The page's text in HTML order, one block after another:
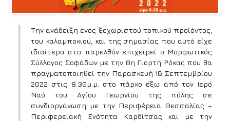
Την ανάδειξη ενός ξεχωριστού τοπικού προϊόντος,
του καλαμποκιού, και της σημασίας που αυτό είχε
ιδιαίτερα στο παρελθόν επιχειρεί ο Μορφωτικός
Σύλλογος Σοφάδων με την 8η Γιορτή Ρόκας που θα
πραγματοποιηθεί την Παρασκευή 16 Σεπτεμβρίου
2022 στις 8.30μ.μ. στο πάρκο έξω από τον Ιερό
Ναό του Αγίου Γεωργίου της πόλης σε
συνδιοργάνωση με την Περιφέρεια Θεσσαλίας –
Περιφερειακή Ενότητα Καρδίτσας και με την